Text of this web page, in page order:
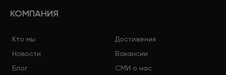
КОМПАНИЯ
Кто мы
Достижения
Новости
Вакансии
Блог
СМИ о нас